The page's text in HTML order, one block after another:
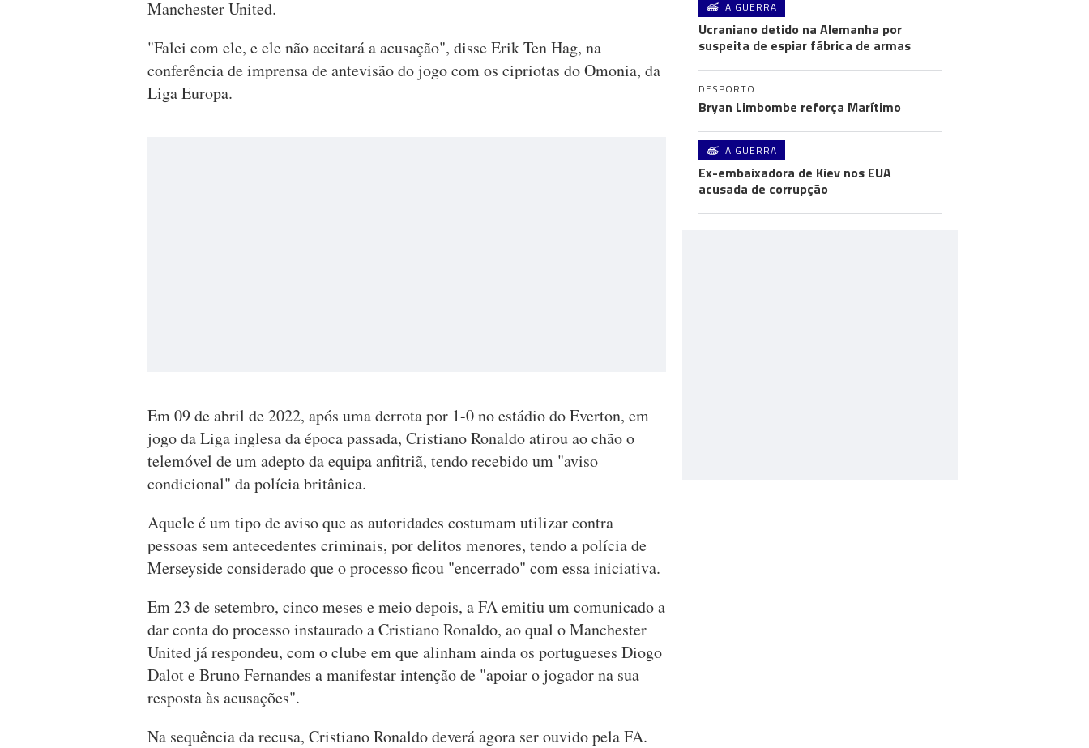
Manchester United.
"Falei com ele, e ele não aceitará a acusação", disse Erik Ten Hag, na
conferência de imprensa de antevisão do jogo com os cipriotas do Omonia, da
Liga Europa.
Em 09 de abril de 2022, após uma derrota por 1-0 no estádio do Everton, em
jogo da Liga inglesa da época passada, Cristiano Ronaldo atirou ao chão o
telemóvel de um adepto da equipa anfitriã, tendo recebido um "aviso
condicional" da polícia britânica.
Aquele é um tipo de aviso que as autoridades costumam utilizar contra
pessoas sem antecedentes criminais, por delitos menores, tendo a polícia de
Merseyside considerado que o processo ficou "encerrado" com essa iniciativa.
Em 23 de setembro, cinco meses e meio depois, a FA emitiu um comunicado a
dar conta do processo instaurado a Cristiano Ronaldo, ao qual o Manchester
United já respondeu, com o clube em que alinham ainda os portugueses Diogo
Dalot e Bruno Fernandes a manifestar intenção de "apoiar o jogador na sua
resposta às acusações".
Na sequência da recusa, Cristiano Ronaldo deverá agora ser ouvido pela FA.
A GUERRA
Ucraniano detido na Alemanha por
suspeita de espiar fábrica de armas
DESPORTO
Bryan Limbombe reforça Marítimo
A GUERRA
Ex-embaixadora de Kiev nos EUA
acusada de corrupção